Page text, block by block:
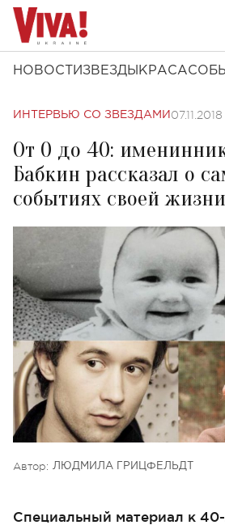
НОВОСТИ ЗВЕЗДЫ КРАСА
ИНТЕРВЬЮ СО ЗВЕЗДАМИ 07.11.2018
От 0 до 40:
Бабкин рассказал о
событиях своей жизни
Автор: ЛЮДМИЛА ГРИЦФЕЛЬДТ
Специальный материал к